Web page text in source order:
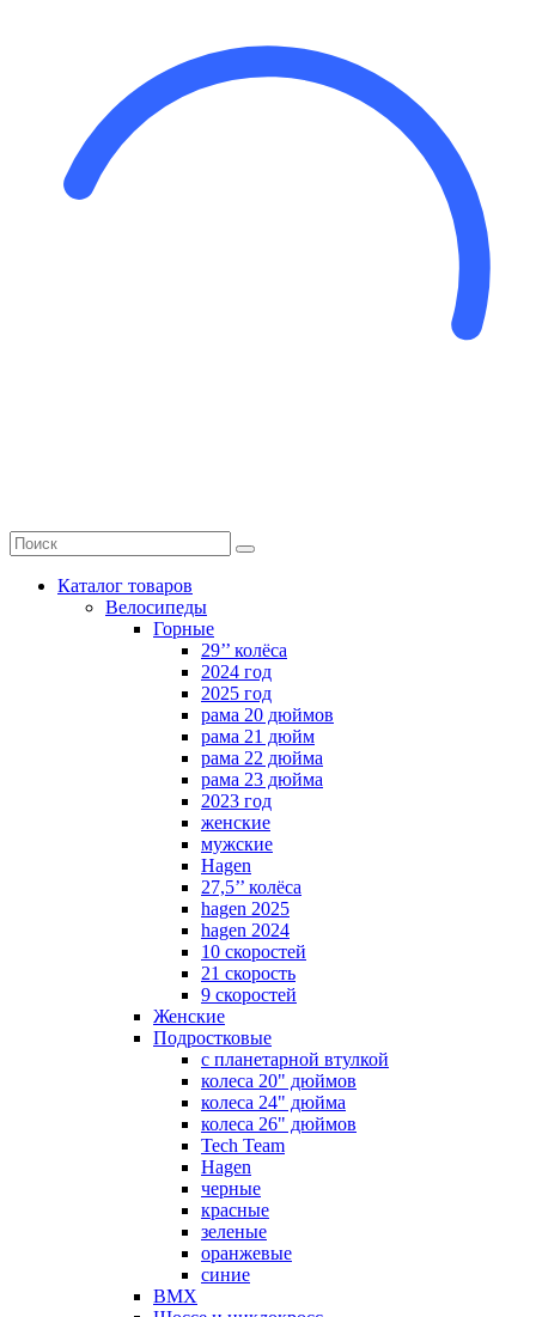
Каталог товаров
Велосипеды
Горные
29’’ колёса
2024 год
2025 год
рама 20 дюймов
рама 21 дюйм
рама 22 дюйма
рама 23 дюйма
2023 год
женские
мужские
Hagen
27,5’’ колёса
hagen 2025
hagen 2024
10 скоростей
21 скорость
9 скоростей
Женские
Подростковые
с планетарной втулкой
колеса 20" дюймов
колеса 24" дюйма
колеса 26" дюймов
Tech Team
Hagen
черные
красные
зеленые
оранжевые
синие
BMX